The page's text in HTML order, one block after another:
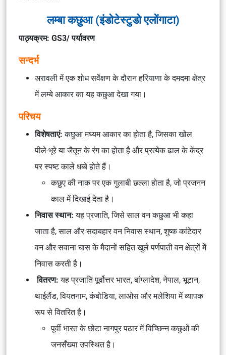
लम्बा कछुआ (इंडोटेस्टुडो एलोंगाटा)
पाठ्यक्रम: GS3/ पर्यावरण
सन्दर्भ
अरावली में एक शोध सर्वेक्षण के दौरान हरियाणा के दमदमा क्षेत्र
में लम्बे आकार का यह कछुआ देखा गया।
परिचय
विशेषताएं: कछुआ मध्यम आकार का होता है, जिसका खोल
पीले-भूरे या जैतून के रंग का होता है और प्रत्येक ढाल के केंद्र
पर स्पष्ट काले धब्बे होते हैं।
कछुए की नाक पर एक गुलाबी छल्ला होता है, जो प्रजनन
काल में दिखाई देता है।
निवास स्थान:यह प्रजाति, जिसे साल वन कछुआ भी कहा
जाता है, साल और सदाबहार वन निवास स्थान, शुष्क कांटेदार
वन और सवाना घास के मैदानों सहित खुले पर्णपाती वन क्षेत्रों में
निवास करती है।
वितरण:यह प्रजाति पूर्वोत्तर भारत, बांग्लादेश, नेपाल, भूटान,
थाईलैंड, वियतनाम, कंबोडिया, लाओस और मलेशिया में व्यापक
रूप से वितरित है।
पूर्वी भारत के छोटा नागपुर पठार में विच्छिन्न कछुओं की
जनसँख्या उपस्थित है।